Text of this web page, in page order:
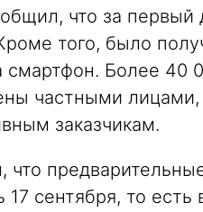
что за первый
того, было
смартфон. Более 40
частными
заказчикам.
17 сентября, то